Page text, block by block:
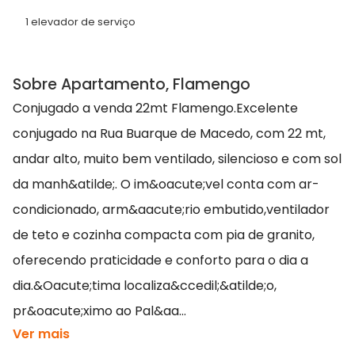
1 elevador de serviço
Sobre Apartamento, Flamengo
Conjugado a venda 22mt Flamengo.Excelente
conjugado na Rua Buarque de Macedo, com 22 mt,
andar alto, muito bem ventilado, silencioso e com sol
da manh&atilde;. O im&oacute;vel conta com ar-
condicionado, arm&aacute;rio embutido,ventilador
de teto e cozinha compacta com pia de granito,
oferecendo praticidade e conforto para o dia a
dia.&Oacute;tima localiza&ccedil;&atilde;o,
pr&oacute;ximo ao Pal&aa...
Ver mais